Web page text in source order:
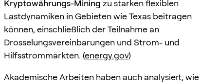
Kryptowährungs-Mining zu starken flexiblen
Lastdynamiken in Gebieten wie Texas beitragen
können, einschließlich der Teilnahme an
Drosselungsvereinbarungen und Strom- und
Hilfsstrommärkten. (energy.gov)
Akademische Arbeiten haben auch analysiert, wie